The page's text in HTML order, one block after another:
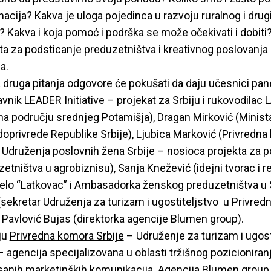
Kakva je uloga pojedinca u razvoju ruralnog i
Kakva i koja pomoć i podrška se može očekivati i
za podsticanje preduzetništva i kreativnog poslovanja
druga pitanja odgovore će pokušati da daju učesnici
LEADER Initiative – projekat za Srbiju i rukovodilac
području srednjeg Potamišja), Dragan Mirković
Republike Srbije), Ljubica Marković (Privredna
Udruženja poslovnih žena Srbije – nosioca projekta za
u agrobiznisu), Sanja Knežević (idejni tvorac i
“Latkovac” i Ambasadorka ženskog preduzetništva u
Udruženja za turizam i ugostiteljstvo u
Bujas (direktorka agencije Blumen group).
Privredna komora Srbije – Udruženje za turizam i
agencija specijalizovana u oblasti tržišnog